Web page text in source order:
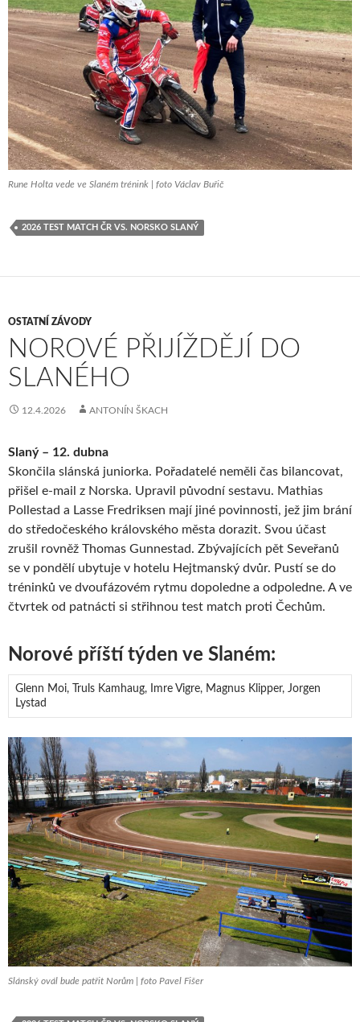
Rune Holta vede ve Slaném trénink | foto Václav Buřič
2026 TEST MATCH ČR VS. NORSKO SLANÝ
OSTATNÍ ZÁVODY
NOROVÉ PŘIJÍŽDĚJÍ DO
SLANÉHO
12.4.2026 ANTONÍN ŠKACH
Slaný – 12. dubna
Skončila slánská juniorka. Pořadatelé neměli čas bilancovat,
přišel e-mail z Norska. Upravil původní sestavu. Mathias
Pollestad a Lasse Fredriksen mají jiné povinnosti, jež jim brání
do středočeského královského města dorazit. Svou účast
zrušil rovněž Thomas Gunnestad. Zbývajících pět Seveřanů
se v pondělí ubytuje v hotelu Hejtmanský dvůr. Pustí se do
tréninků ve dvoufázovém rytmu dopoledne a odpoledne. A ve
čtvrtek od patnácti si střihnou test match proti Čechům.
Norové příští týden ve Slaném:
Glenn Moi, Truls Kamhaug, Imre Vigre, Magnus Klipper, Jorgen
Lystad
Slánský ovál bude patřit Norům | foto Pavel Fišer